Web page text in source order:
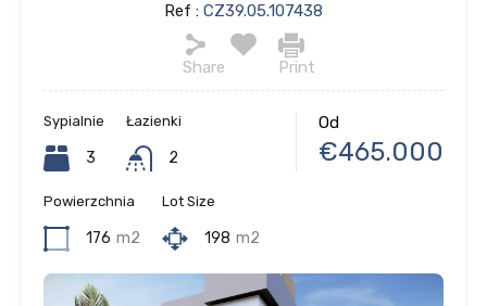
Ref : CZ39.05.107438
Share Print
Od
€465.000
Sypialnie
3
Łazienki
2
Powierzchnia
176 m2
Lot Size
198 m2